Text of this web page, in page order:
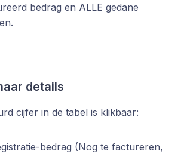
bedrag en ALLE gedane
details
cijfer in de tabel is klikbaar:
bedrag (Nog te factureren,